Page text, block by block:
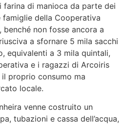
farina di manioca da parte dei
della Cooperativa
benché non fosse ancora a
a sfornare 5 mila sacchi
equivalenti a 3 mila quintali,
e i ragazzi di Arcoiris
proprio consumo ma
locale.
venne costruito un
tubazioni e cassa dell’acqua,